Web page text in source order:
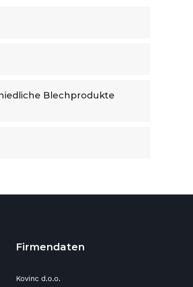
Blechprodukte
Firmendaten
Kovinc d.o.o.